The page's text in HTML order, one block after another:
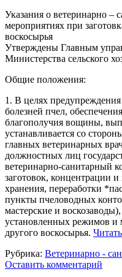
Указания о ветеринарно –
мероприятиях при
воскосырья
Утверждены Главным
Министерства сельского
Общие положения:
1. В целях
болезней пчел,
благополучия вощины,
устанавливается со
главных ветеринарных
должностных лиц
ветеринарно-санитарный
заготовок, концентрации и
хранения, переработки
пункты пчеловодных
мастерские и
установленных режимов и
другого воскосырья.
Рубрика: Ветеринарно -
Оставить комментарий